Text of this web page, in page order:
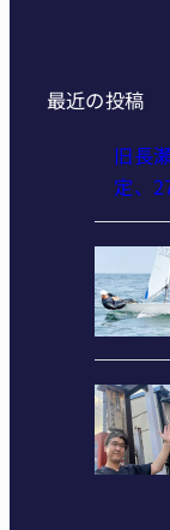
最近の投稿
旧長
定、